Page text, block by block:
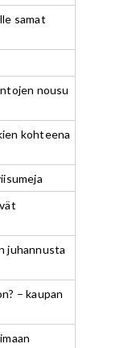
samat
nousu
kohteena
juhannusta
– kaupan